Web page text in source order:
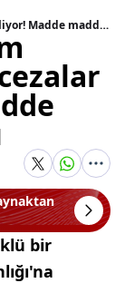
Trafikte yeni dönem başlıyor! Caydırıcı cezalar geliyor! Madde madde yeni trafik cezaları
bir